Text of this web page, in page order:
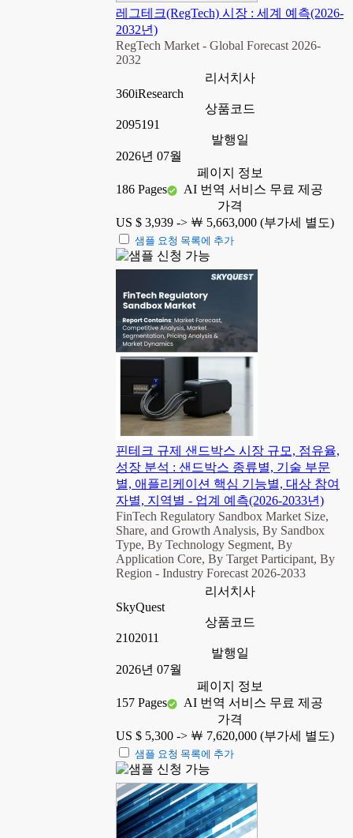
레그테크(RegTech) 시장 : 세계 예측(2026-
2032년)
RegTech Market - Global Forecast 2026-
2032
리서치사
360iResearch
상품코드
2095191
발행일
2026년 07월
페이지 정보
186 Pages
AI 번역 서비스 무료 제공
가격
US $ 3,939 -> ￦ 5,663,000 (부가세 별도)
샘플 요청 목록에 추가
핀테크 규제 샌드박스 시장 규모, 점유율,
성장 분석 : 샌드박스 종류별, 기술 부문
별, 애플리케이션 핵심 기능별, 대상 참여
자별, 지역별 - 업계 예측(2026-2033년)
FinTech Regulatory Sandbox Market Size,
Share, and Growth Analysis, By Sandbox
Type, By Technology Segment, By
Application Core, By Target Participant, By
Region - Industry Forecast 2026-2033
리서치사
SkyQuest
상품코드
2102011
발행일
2026년 07월
페이지 정보
157 Pages
AI 번역 서비스 무료 제공
가격
US $ 5,300 -> ￦ 7,620,000 (부가세 별도)
샘플 요청 목록에 추가